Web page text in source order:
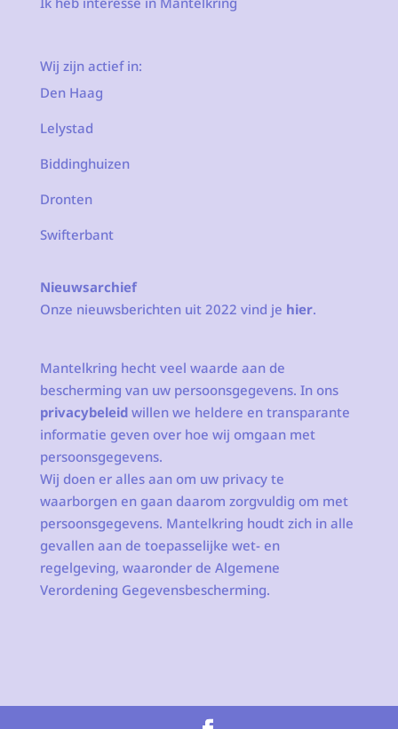
Wij zijn actief in:
Den Haag
Lelystad
Biddinghuizen
Dronten
Swifterbant
Nieuwsarchief
Onze nieuwsberichten uit 2022 vind je hier.
Mantelkring hecht veel waarde aan de
bescherming van uw persoonsgegevens. In ons
privacybeleidwillen we heldere en transparante
informatie geven over hoe wij omgaan met
persoonsgegevens.
Wij doen er alles aan om uw privacy te
waarborgen en gaan daarom zorgvuldig om met
persoonsgegevens. Mantelkring houdt zich in alle
gevallen aan de toepasselijke wet- en
regelgeving, waaronder de Algemene
Verordening Gegevensbescherming.